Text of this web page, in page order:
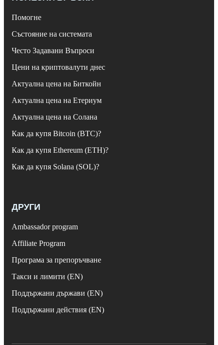
Помогне
Състояние на системата
Често Задавани Въпроси
Цени на криптовалути днес
Актуална цена на Биткойн
Актуална цена на Етериум
Актуална цена на Солана
Как да купя Bitcoin (BTC)?
Как да купя Ethereum (ETH)?
Как да купя Solana (SOL)?
ДРУГИ
Ambassador program
Affiliate Program
Програма за препоръчване
Такси и лимити (EN)
Поддържани държави (EN)
Поддържани действия (EN)